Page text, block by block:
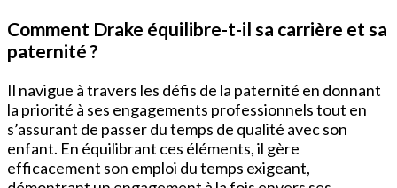
Comment Drake équilibre-t-il sa carrière et sa
paternité ?
Il navigue à travers les défis de la paternité en donnant
la priorité à ses engagements professionnels tout en
s’assurant de passer du temps de qualité avec son
enfant. En équilibrant ces éléments, il gère
efficacement son emploi du temps exigeant,